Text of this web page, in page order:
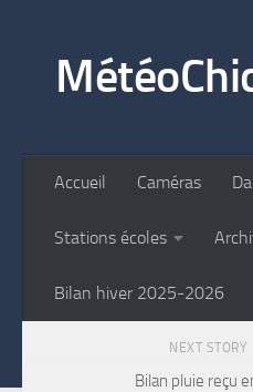
Accueil Caméras
Stations écoles
Bilan hiver 2025-2026
NEXT STORY
Bilan pluie reçu